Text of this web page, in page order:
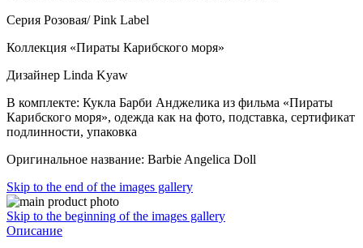
Серия Розовая/ Pink Label
Коллекция «Пираты Карибского моря»
Дизайнер Linda Kyaw
В комплекте: Кукла Барби Анджелика из фильма «Пираты
Карибского моря», одежда как на фото, подставка, сертификат
подлинности, упаковка
Оригинальное название: Barbie Angelica Doll
Skip to the end of the images gallery
Skip to the beginning of the images gallery
Описание